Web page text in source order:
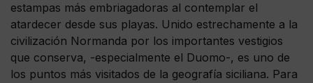
estampas más embriagadoras al contemplar el
atardecer desde sus playas. Unido estrechamente a la
civilización Normanda por los importantes vestigios
que conserva, -especialmente el Duomo-, es uno de
los puntos más visitados de la geografía siciliana. Para